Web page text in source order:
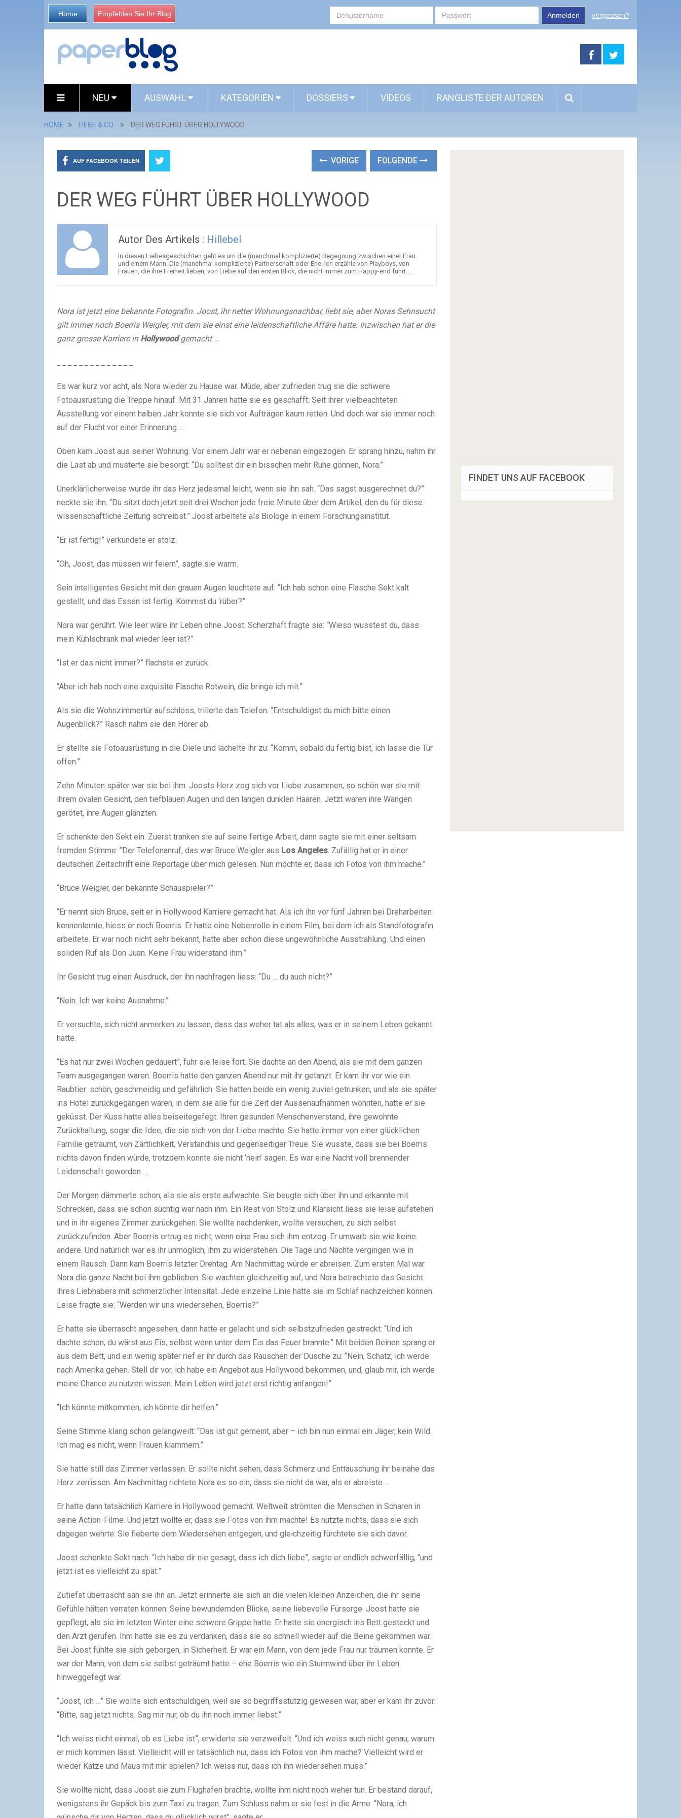
Home Empfehlen Sie Ihr Blog Anmelden vergessen?
NEU AUSWAHL KATEGORIEN DOSSIERS VIDEOS RANGLISTE DER AUTOREN
HOME LIEBE & CO DER WEG FÜHRT ÜBER HOLLYWOOD
AUF FACEBOOK TEILEN VORIGE FOLGENDE
DER WEG FÜHRT ÜBER HOLLYWOOD
Autor Des Artikels : Hillebel
In diesen Liebesgeschichten geht es um die (manchmal komplizierte) Begegnung zwischen einer Frau
und einem Mann. Die (manchmal komplizierte) Partnerschaft oder Ehe. Ich erzähle von Playboys, von
Frauen, die ihre Freiheit lieben, von Liebe auf den ersten Blick, die nicht immer zum Happy-end führt....
Nora ist jetzt eine bekannte Fotografin. Joost, ihr netter Wohnungsnachbar, liebt sie, aber Noras Sehnsucht
gilt immer noch Boerris Weigler, mit dem sie einst eine leidenschaftliche Affäre hatte. Inzwischen hat er die
ganz grosse Karriere in Hollywoodgemacht …
Es war kurz vor acht, als Nora wieder zu Hause war. Müde, aber zufrieden trug sie die schwere
Fotoausrüstung die Treppe hinauf. Mit 31 Jahren hatte sie es geschafft: Seit ihrer vielbeachteten
Ausstellung vor einem halben Jahr konnte sie sich vor Aufträgen kaum retten. Und doch war sie immer noch
auf der Flucht vor einer Erinnerung …
Oben kam Joost aus seiner Wohnung. Vor einem Jahr war er nebenan eingezogen. Er sprang hinzu, nahm ihr
die Last ab und musterte sie besorgt: “Du solltest dir ein bisschen mehr Ruhe gönnen, Nora.”
Unerklärlicherweise wurde ihr das Herz jedesmal leicht, wenn sie ihn sah. “Das sagst ausgerechnet du?”
neckte sie ihn. “Du sitzt doch jetzt seit drei Wochen jede freie Minute über dem Artikel, den du für diese
wissenschaftliche Zeitung schreibst.” Joost arbeitete als Biologe in einem Forschungsinstitut.
“Er ist fertig!” verkündete er stolz.
“Oh, Joost, das müssen wir feiern”, sagte sie warm.
Sein intelligentes Gesicht mit den grauen Augen leuchtete auf: “Ich hab schon eine Flasche Sekt kalt
gestellt, und das Essen ist fertig. Kommst du ‘rüber?”
Nora war gerührt. Wie leer wäre ihr Leben ohne Joost. Scherzhaft fragte sie: “Wieso wusstest du, dass
mein Kühlschrank mal wieder leer ist?”
“Ist er das nicht immer?” flachste er zurück.
“Aber ich hab noch eine exquisite Flasche Rotwein, die bringe ich mit.”
Als sie die Wohnzimmertür aufschloss, trillerte das Telefon. “Entschuldigst du mich bitte einen
Augenblick?” Rasch nahm sie den Hörer ab.
Er stellte sie Fotoausrüstung in die Diele und lächelte ihr zu: “Komm, sobald du fertig bist, ich lasse die Tür
offen.”
Zehn Minuten später war sie bei ihm. Joosts Herz zog sich vor Liebe zusammen, so schön war sie mit
ihrem ovalen Gesicht, den tiefblauen Augen und den langen dunklen Haaren. Jetzt waren ihre Wangen
gerötet, ihre Augen glänzten.
Er schenkte den Sekt ein. Zuerst tranken sie auf seine fertige Arbeit, dann sagte sie mit einer seltsam
fremden Stimme: “Der Telefonanruf, das war Bruce Weigler aus Los Angeles. Zufällig hat er in einer
deutschen Zeitschrift eine Reportage über mich gelesen. Nun möchte er, dass ich Fotos von ihm mache.”
“Bruce Weigler, der bekannte Schauspieler?”
“Er nennt sich Bruce, seit er in Hollywood Karriere gemacht hat. Als ich ihn vor fünf Jahren bei Dreharbeiten
kennenlernte, hiess er noch Boerris. Er hatte eine Nebenrolle in einem Film, bei dem ich als Standfotografin
arbeitete. Er war noch nicht sehr bekannt, hatte aber schon diese ungewöhnliche Ausstrahlung. Und einen
soliden Ruf als Don Juan. Keine Frau widerstand ihm.”
Ihr Gesicht trug einen Ausdruck, der ihn nachfragen liess: “Du … du auch nicht?”
“Nein. Ich war keine Ausnahme.”
Er versuchte, sich nicht anmerken zu lassen, dass das weher tat als alles, was er in seinem Leben gekannt
hatte.
“Es hat nur zwei Wochen gedauert”, fuhr sie leise fort. Sie dachte an den Abend, als sie mit dem ganzen
Team ausgegangen waren. Boerris hatte den ganzen Abend nur mit ihr getanzt. Er kam ihr vor wie ein
Raubtier: schön, geschmeidig und gefährlich. Sie hatten beide ein wenig zuviel getrunken, und als sie später
ins Hotel zurückgegangen waren, in dem sie alle für die Zeit der Aussenaufnahmen wohnten, hatte er sie
geküsst. Der Kuss hatte alles beiseitegefegt: Ihren gesunden Menschenverstand, ihre gewohnte
Zurückhaltung, sogar die Idee, die sie sich von der Liebe machte. Sie hatte immer von einer glücklichen
Familie geträumt, von Zärtlichkeit, Verständnis und gegenseitiger Treue. Sie wusste, dass sie bei Boerris
nichts davon finden würde, trotzdem konnte sie nicht ‘nein’ sagen. Es war eine Nacht voll brennender
Leidenschaft geworden …
Der Morgen dämmerte schon, als sie als erste aufwachte. Sie beugte sich über ihn und erkannte mit
Schrecken, dass sie schon süchtig war nach ihm. Ein Rest von Stolz und Klarsicht liess sie leise aufstehen
und in ihr eigenes Zimmer zurückgehen. Sie wollte nachdenken, wollte versuchen, zu sich selbst
zurückzufinden. Aber Boerris ertrug es nicht, wenn eine Frau sich ihm entzog. Er umwarb sie wie keine
andere. Und natürlich war es ihr unmöglich, ihm zu widerstehen. Die Tage und Nächte vergingen wie in
einem Rausch. Dann kam Boerris letzter Drehtag. Am Nachmittag würde er abreisen. Zum ersten Mal war
Nora die ganze Nacht bei ihm geblieben. Sie wachten gleichzeitig auf, und Nora betrachtete das Gesicht
ihres Liebhabers mit schmerzlicher Intensität. Jede einzelne Linie hätte sie im Schlaf nachzeichen können.
Leise fragte sie: “Werden wir uns wiedersehen, Boerris?”
Er hatte sie überrascht angesehen, dann hatte er gelacht und sich selbstzufrieden gestreckt: “Und ich
dachte schon, du wärst aus Eis, selbst wenn unter dem Eis das Feuer brannte.” Mit beiden Beinen sprang er
aus dem Bett, und ein wenig später rief er ihr durch das Rauschen der Dusche zu: “Nein, Schatz, ich werde
nach Amerika gehen. Stell dir vor, ich habe ein Angebot aus Hollywood bekommen, und, glaub mir, ich werde
meine Chance zu nutzen wissen. Mein Leben wird jetzt erst richtig anfangen!”
“Ich könnte mitkommen, ich könnte dir helfen.”
Seine Stimme klang schon gelangweilt: “Das ist gut gemeint, aber – ich bin nun einmal ein Jäger, kein Wild.
Ich mag es nicht, wenn Frauen klammern.”
Sie hatte still das Zimmer verlassen. Er sollte nicht sehen, dass Schmerz und Enttäuschung ihr beinahe das
Herz zerrissen. Am Nachmittag richtete Nora es so ein, dass sie nicht da war, als er abreiste …
Er hatte dann tatsächlich Karriere in Hollywood gemacht. Weltweit strömten die Menschen in Scharen in
seine Action-Filme. Und jetzt wollte er, dass sie Fotos von ihm machte! Es nützte nichts, dass sie sich
dagegen wehrte: Sie fieberte dem Wiedersehen entgegen, und gleichzeitig fürchtete sie sich davor.
Joost schenkte Sekt nach: “Ich habe dir nie gesagt, dass ich dich liebe”, sagte er endlich schwerfällig, “und
jetzt ist es vielleicht zu spät.”
Zutiefst überrascht sah sie ihn an. Jetzt erinnerte sie sich an die vielen kleinen Anzeichen, die ihr seine
Gefühle hätten verraten können: Seine bewundernden Blicke, seine liebevolle Fürsorge. Joost hatte sie
gepflegt, als sie im letzten Winter eine schwere Grippe hatte. Er hatte sie energisch ins Bett gesteckt und
den Arzt gerufen. Ihm hatte sie es zu verdanken, dass sie so schnell wieder auf die Beine gekommen war.
Bei Joost fühlte sie sich geborgen, in Sicherheit. Er war ein Mann, von dem jede Frau nur träumen konnte. Er
war der Mann, von dem sie selbst geträumt hatte – ehe Boerris wie ein Sturmwind über ihr Leben
hinweggefegt war.
“Joost, ich …” Sie wollte sich entschuldigen, weil sie so begriffsstutzig gewesen war, aber er kam ihr zuvor:
“Bitte, sag jetzt nichts. Sag mir nur, ob du ihn noch immer liebst.”
“Ich weiss nicht einmal, ob es Liebe ist”, erwiderte sie verzweifelt. “Und ich weiss auch nicht genau, warum
er mich kommen lässt. Vielleicht will er tatsächlich nur, dass ich Fotos von ihm mache? Vielleicht wird er
wieder Katze und Maus mit mir spielen? Ich weiss nur, dass ich ihn wiedersehen muss.”
Sie wollte nicht, dass Joost sie zum Flughafen brachte, wollte ihm nicht noch weher tun. Er bestand darauf,
wenigstens ihr Gepäck bis zum Taxi zu tragen. Zum Schluss nahm er sie fest in die Arme: “Nora, ich
FINDET UNS AUF FACEBOOK